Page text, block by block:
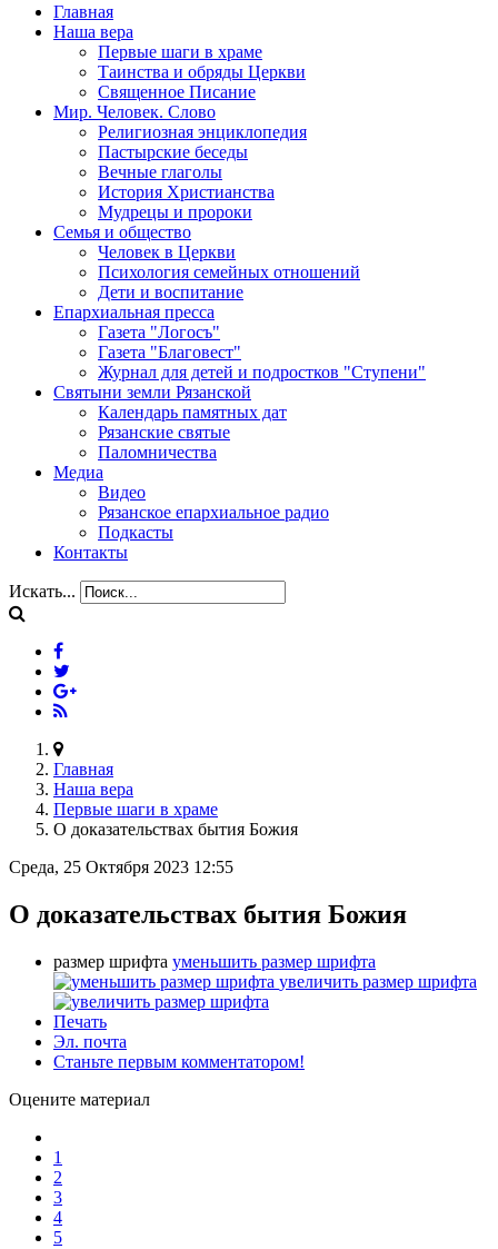
Главная
Наша вера
Первые шаги в храме
Таинства и обряды Церкви
Священное Писание
Мир. Человек. Слово
Религиозная энциклопедия
Пастырские беседы
Вечные глаголы
История Христианства
Мудрецы и пророки
Семья и общество
Человек в Церкви
Психология семейных отношений
Дети и воспитание
Епархиальная пресса
Газета "Логосъ"
Газета "Благовест"
Журнал для детей и подростков "Ступени"
Святыни земли Рязанской
Календарь памятных дат
Рязанские святые
Паломничества
Медиа
Видео
Рязанское епархиальное радио
Подкасты
Контакты
Искать...
Главная
Наша вера
Первые шаги в храме
О доказательствах бытия Божия
Среда, 25 Октября 2023 12:55
О доказательствах бытия Божия
размер шрифта уменьшить размер шрифта
увеличить размер шрифта
Печать
Эл. почта
Станьте первым комментатором!
Оцените материал
1
2
3
4
5